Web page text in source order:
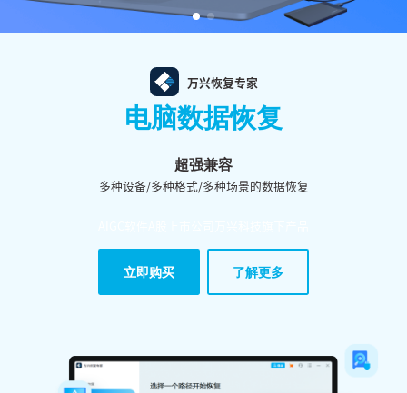
万兴恢复专家
电脑数据恢复
超强兼容
多种设备/多种格式/多种场景的数据恢复
立即购买 了解更多